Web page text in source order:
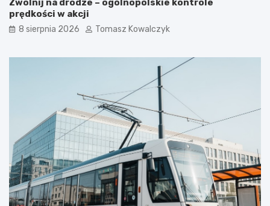
o
s
i
ć
?
c
i
e
Zwolnij na drodze – ogólnopolskie kontrole
prędkości w akcji
8 sierpnia 2026 Tomasz Kowalczyk